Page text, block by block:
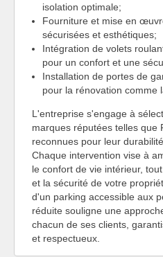
isolation optimale;
Fourniture et mise en
sécurisées et esthétiques;
Intégration de volets
pour un confort et une
Installation de portes de
pour la rénovation comme
L'entreprise s'engage à
marques réputées telles que
reconnues pour leur
Chaque intervention vise à
le confort de vie intérieur,
et la sécurité de votre
d'un parking accessible aux
réduite souligne une
chacun de ses clients,
et respectueux.